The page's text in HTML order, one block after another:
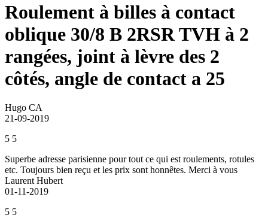
Roulement à billes à contact
oblique 30/8 B 2RSR TVH à 2
rangées, joint à lèvre des 2
côtés, angle de contact a 25
Hugo CA
21-09-2019
5 5
Superbe adresse parisienne pour tout ce qui est roulements, rotules
etc. Toujours bien reçu et les prix sont honnêtes. Merci à vous
Laurent Hubert
01-11-2019
5 5